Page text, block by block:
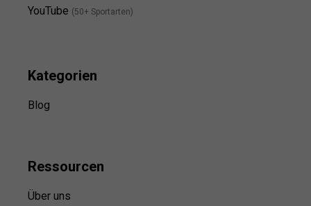
YouTube (50+ Sportarten)
Kategorien
Blog
Ressourcen
Über uns